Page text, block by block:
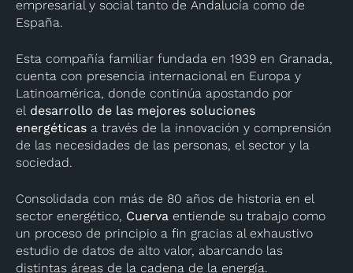
empresarial y social tanto de Andalucía como de
España.
Esta compañía familiar fundada en 1939 en Granada,
cuenta con presencia internacional en Europa y
Latinoamérica, donde continúa apostando por
el desarrollo de las mejores soluciones
energéticas a través de la innovación y comprensión
de las necesidades de las personas, el sector y la
sociedad.
Consolidada con más de 80 años de historia en el
sector energético, Cuerva entiende su trabajo como
un proceso de principio a fin gracias al exhaustivo
estudio de datos de alto valor, abarcando las
distintas áreas de la cadena de la energía.